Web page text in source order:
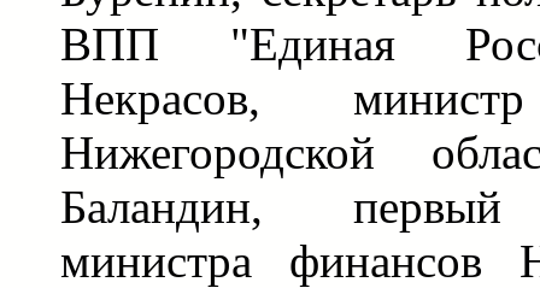
ВПП "Единая
Некрасов,
Нижегородской
Баландин, первый
министра финансов